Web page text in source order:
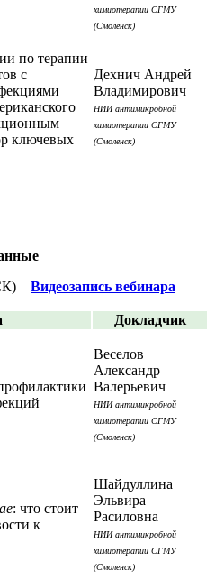
химиотерапии СГМУ
(Смоленск)
по терапии
с
ключевых
Дехнич Андрей
Владимирович
НИИ антимикробной
химиотерапии СГМУ
(Смоленск)
Видеозапись вебинара
Докладчик
Веселов
Александр
Валерьевич
НИИ антимикробной
химиотерапии СГМУ
(Смоленск)
: что стоит
к
Шайдуллина
Эльвира
Расиловна
НИИ антимикробной
химиотерапии СГМУ
(Смоленск)